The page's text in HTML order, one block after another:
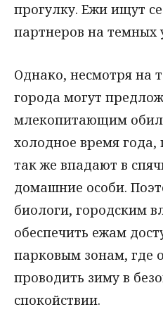
прогулку. Ежи ищут
партнеров на темных
Однако, несмотря на
города могут
млекопитающим
холодное время года,
так же впадают в
домашние особи.
биологи, городским
обеспечить ежам
парковым зонам, где
проводить зиму в
спокойствии.